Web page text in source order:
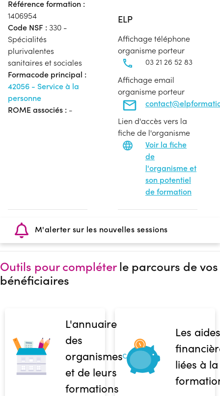
Référence formation :
1406954
Code NSF : 330 -
Spécialités
plurivalentes
sanitaires et sociales
Formacode principal :
42056 - Service à la
personne
ROME associés : -
ELP
Affichage téléphone
organisme porteur
03 21 26 52 83
Affichage email
organisme porteur
Lien d'accès vers la
fiche de l'organisme
Voir la fiche
de
l'organisme et
son potentiel
de formation
M'alerter sur les nouvelles sessions
Outils pour compléterle parcours de vos
bénéficiaires
L'annuaire
des
organismes
et de leurs
formations
Les aides
liées à la